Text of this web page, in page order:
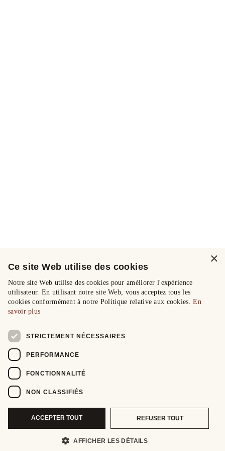
×
Ce site Web utilise des cookies
Notre site Web utilise des cookies pour améliorer l'expérience
utilisateur. En utilisant notre site Web, vous acceptez tous les
cookies conformément à notre Politique relative aux cookies.En
savoir plus
STRICTEMENT NÉCESSAIRES
PERFORMANCE
FONCTIONNALITÉ
NON CLASSIFIÉS
ACCEPTER TOUT REFUSER TOUT
AFFICHER LES DÉTAILS